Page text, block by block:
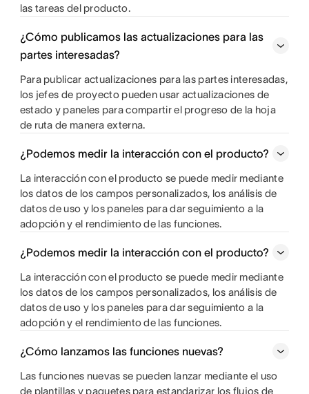
las tareas del producto.
¿Cómo publicamos las actualizaciones para las
partes interesadas?
Para publicar actualizaciones para las partes interesadas,
los jefes de proyecto pueden usar actualizaciones de
estado y paneles para compartir el progreso de la hoja
de ruta de manera externa.
¿Podemos medir la interacción con el producto?
La interacción con el producto se puede medir mediante
los datos de los campos personalizados, los análisis de
datos de uso y los paneles para dar seguimiento a la
adopción y el rendimiento de las funciones.
¿Podemos medir la interacción con el producto?
La interacción con el producto se puede medir mediante
los datos de los campos personalizados, los análisis de
datos de uso y los paneles para dar seguimiento a la
adopción y el rendimiento de las funciones.
¿Cómo lanzamos las funciones nuevas?
Las funciones nuevas se pueden lanzar mediante el uso
de plantillas y paquetes para estandarizar los flujos de